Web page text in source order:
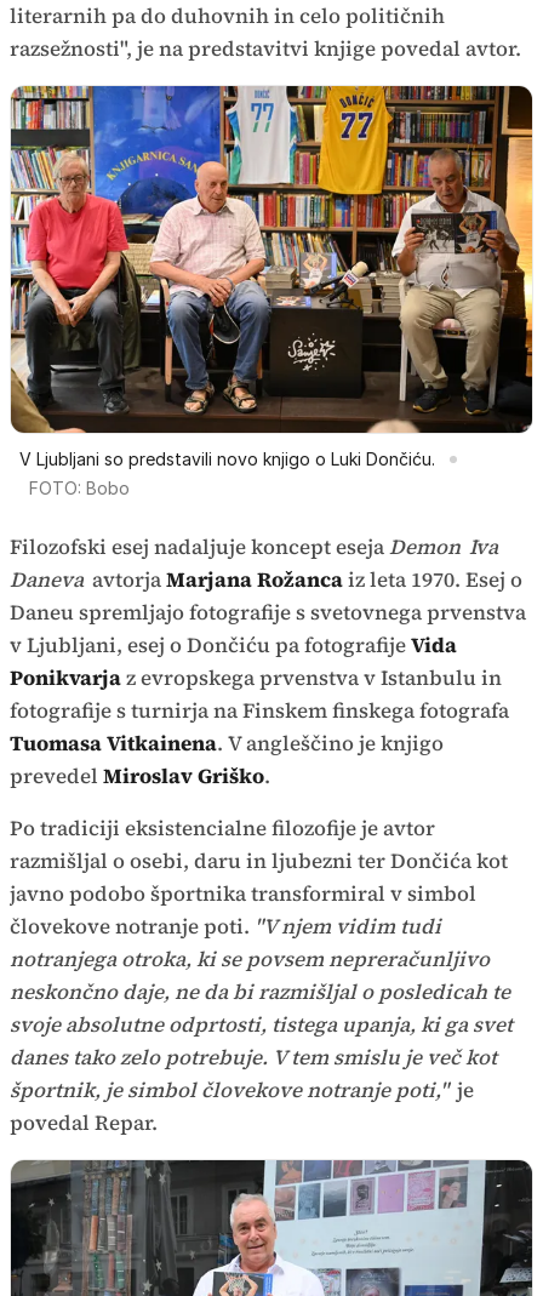
literarnih pa do duhovnih in celo političnih
razsežnosti", je na predstavitvi knjige povedal avtor.
V Ljubljani so predstavili novo knjigo o Luki Dončiću.
FOTO: Bobo
Filozofski esej nadaljuje koncept esejaDemon Iva
Daneva avtorjaMarjana Rožancaiz leta 1970. Esej o
Daneu spremljajo fotografije s svetovnega prvenstva
v Ljubljani, esej o Dončiću pa fotografijeVida
Ponikvarjaz evropskega prvenstva v Istanbulu in
fotografije s turnirja na Finskem finskega fotografa
Tuomasa Vitkainena. V angleščino je knjigo
prevedel Miroslav Griško.
Po tradiciji eksistencialne filozofije je avtor
razmišljal o osebi, daru in ljubezni ter Dončića kot
javno podobo športnika transformiral v simbol
človekove notranje poti. "V njem vidim tudi
notranjega otroka, ki se povsem nepreračunljivo
neskončno daje, ne da bi razmišljal o posledicah te
svoje absolutne odprtosti, tistega upanja, ki ga svet
danes tako zelo potrebuje. V tem smislu je več kot
športnik, je simbol človekove notranje poti," je
povedal Repar.